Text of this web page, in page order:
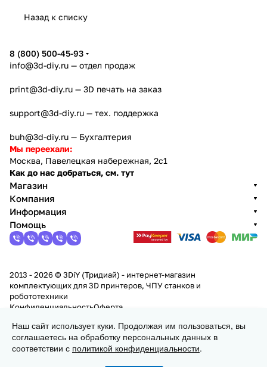
4
Creator
Назад к списку
Заказать
8 (800) 500-45-93
info@3d-diy.ru — отдел продаж
print@3d-diy.ru — 3D печать на заказ
support@3d-diy.ru — тех. поддержка
buh@3d-diy.ru — Бухгалтерия
Мы переехали:
Москва, Павелецкая набережная, 2с1
Как до нас добраться, см. тут
Магазин
Компания
Информация
Помощь
2013 - 2026 © 3DiY (Тридиай) - интернет-магазин
комплектующих для 3D принтеров, ЧПУ станков и
робототехники
КонфиденциальностьОферта
Наш сайт использует куки. Продолжая им пользоваться, вы
соглашаетесь на обработку персональных данных в
соответствии с политикой конфиденциальности.